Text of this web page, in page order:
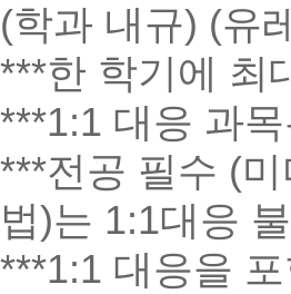
(학과 내규) (유
***한 학기에 최
***1:1 대응 과
***전공 필수 (
법)는 1:1대응
***1:1 대응을